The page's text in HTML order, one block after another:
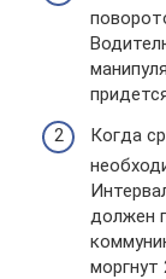
Когда
должен
моргнут